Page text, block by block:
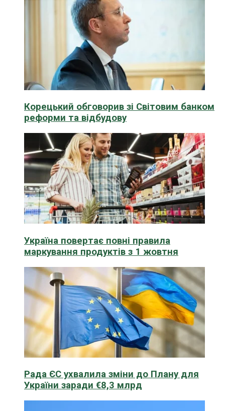
Корецький обговорив зі Світовим банком
реформи та відбудову
Україна повертає повні правила
маркування продуктів з 1 жовтня
Рада ЄС ухвалила зміни до Плану для
України заради €8,3 млрд